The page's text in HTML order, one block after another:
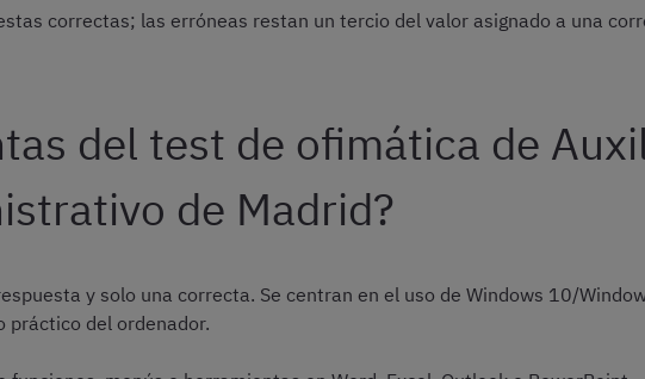
correctas; las erróneas restan un tercio del valor asignado a una
del test de ofimática de
de Madrid?
y solo una correcta. Se centran en el uso de Windows 10/
práctico del ordenador.